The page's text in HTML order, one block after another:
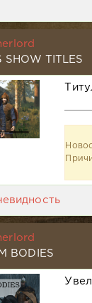
SHOW TITLES
BODIES